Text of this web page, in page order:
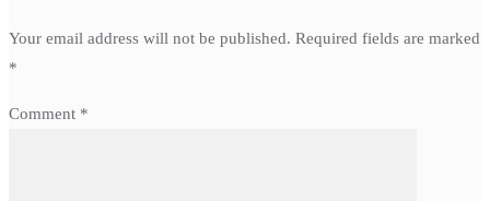
Your email address will not be published. Required fields are marked
*
Comment *